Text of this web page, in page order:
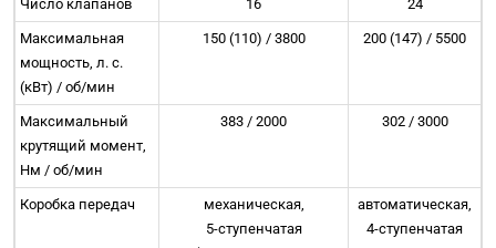
Число клапанов 16 24
Максимальная
мощность, л. с.
(кВт) / об/мин
150 (110) / 3800 200 (147) / 5500
Максимальный
крутящий момент,
Нм / об/мин
383 / 2000 302 / 3000
Коробка передач
механическая,
5-ступенчатая
автоматическая,
4-ступенчатая